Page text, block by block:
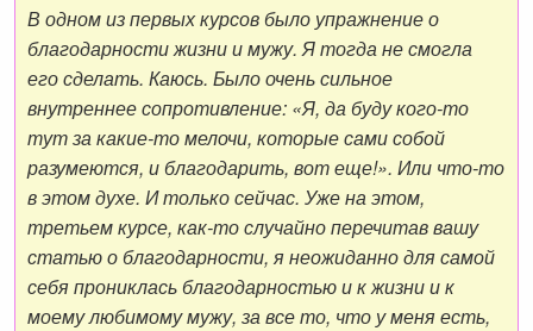
В одном из первых курсов было упражнение о
благодарности жизни и мужу. Я тогда не смогла
его сделать. Каюсь. Было очень сильное
внутреннее сопротивление: «Я, да буду кого-то
тут за какие-то мелочи, которые сами собой
разумеются, и благодарить, вот еще!». Или что-то
в этом духе. И только сейчас. Уже на этом,
третьем курсе, как-то случайно перечитав вашу
статью о благодарности, я неожиданно для самой
себя прониклась благодарностью и к жизни и к
моему любимому мужу, за все то, что у меня есть,